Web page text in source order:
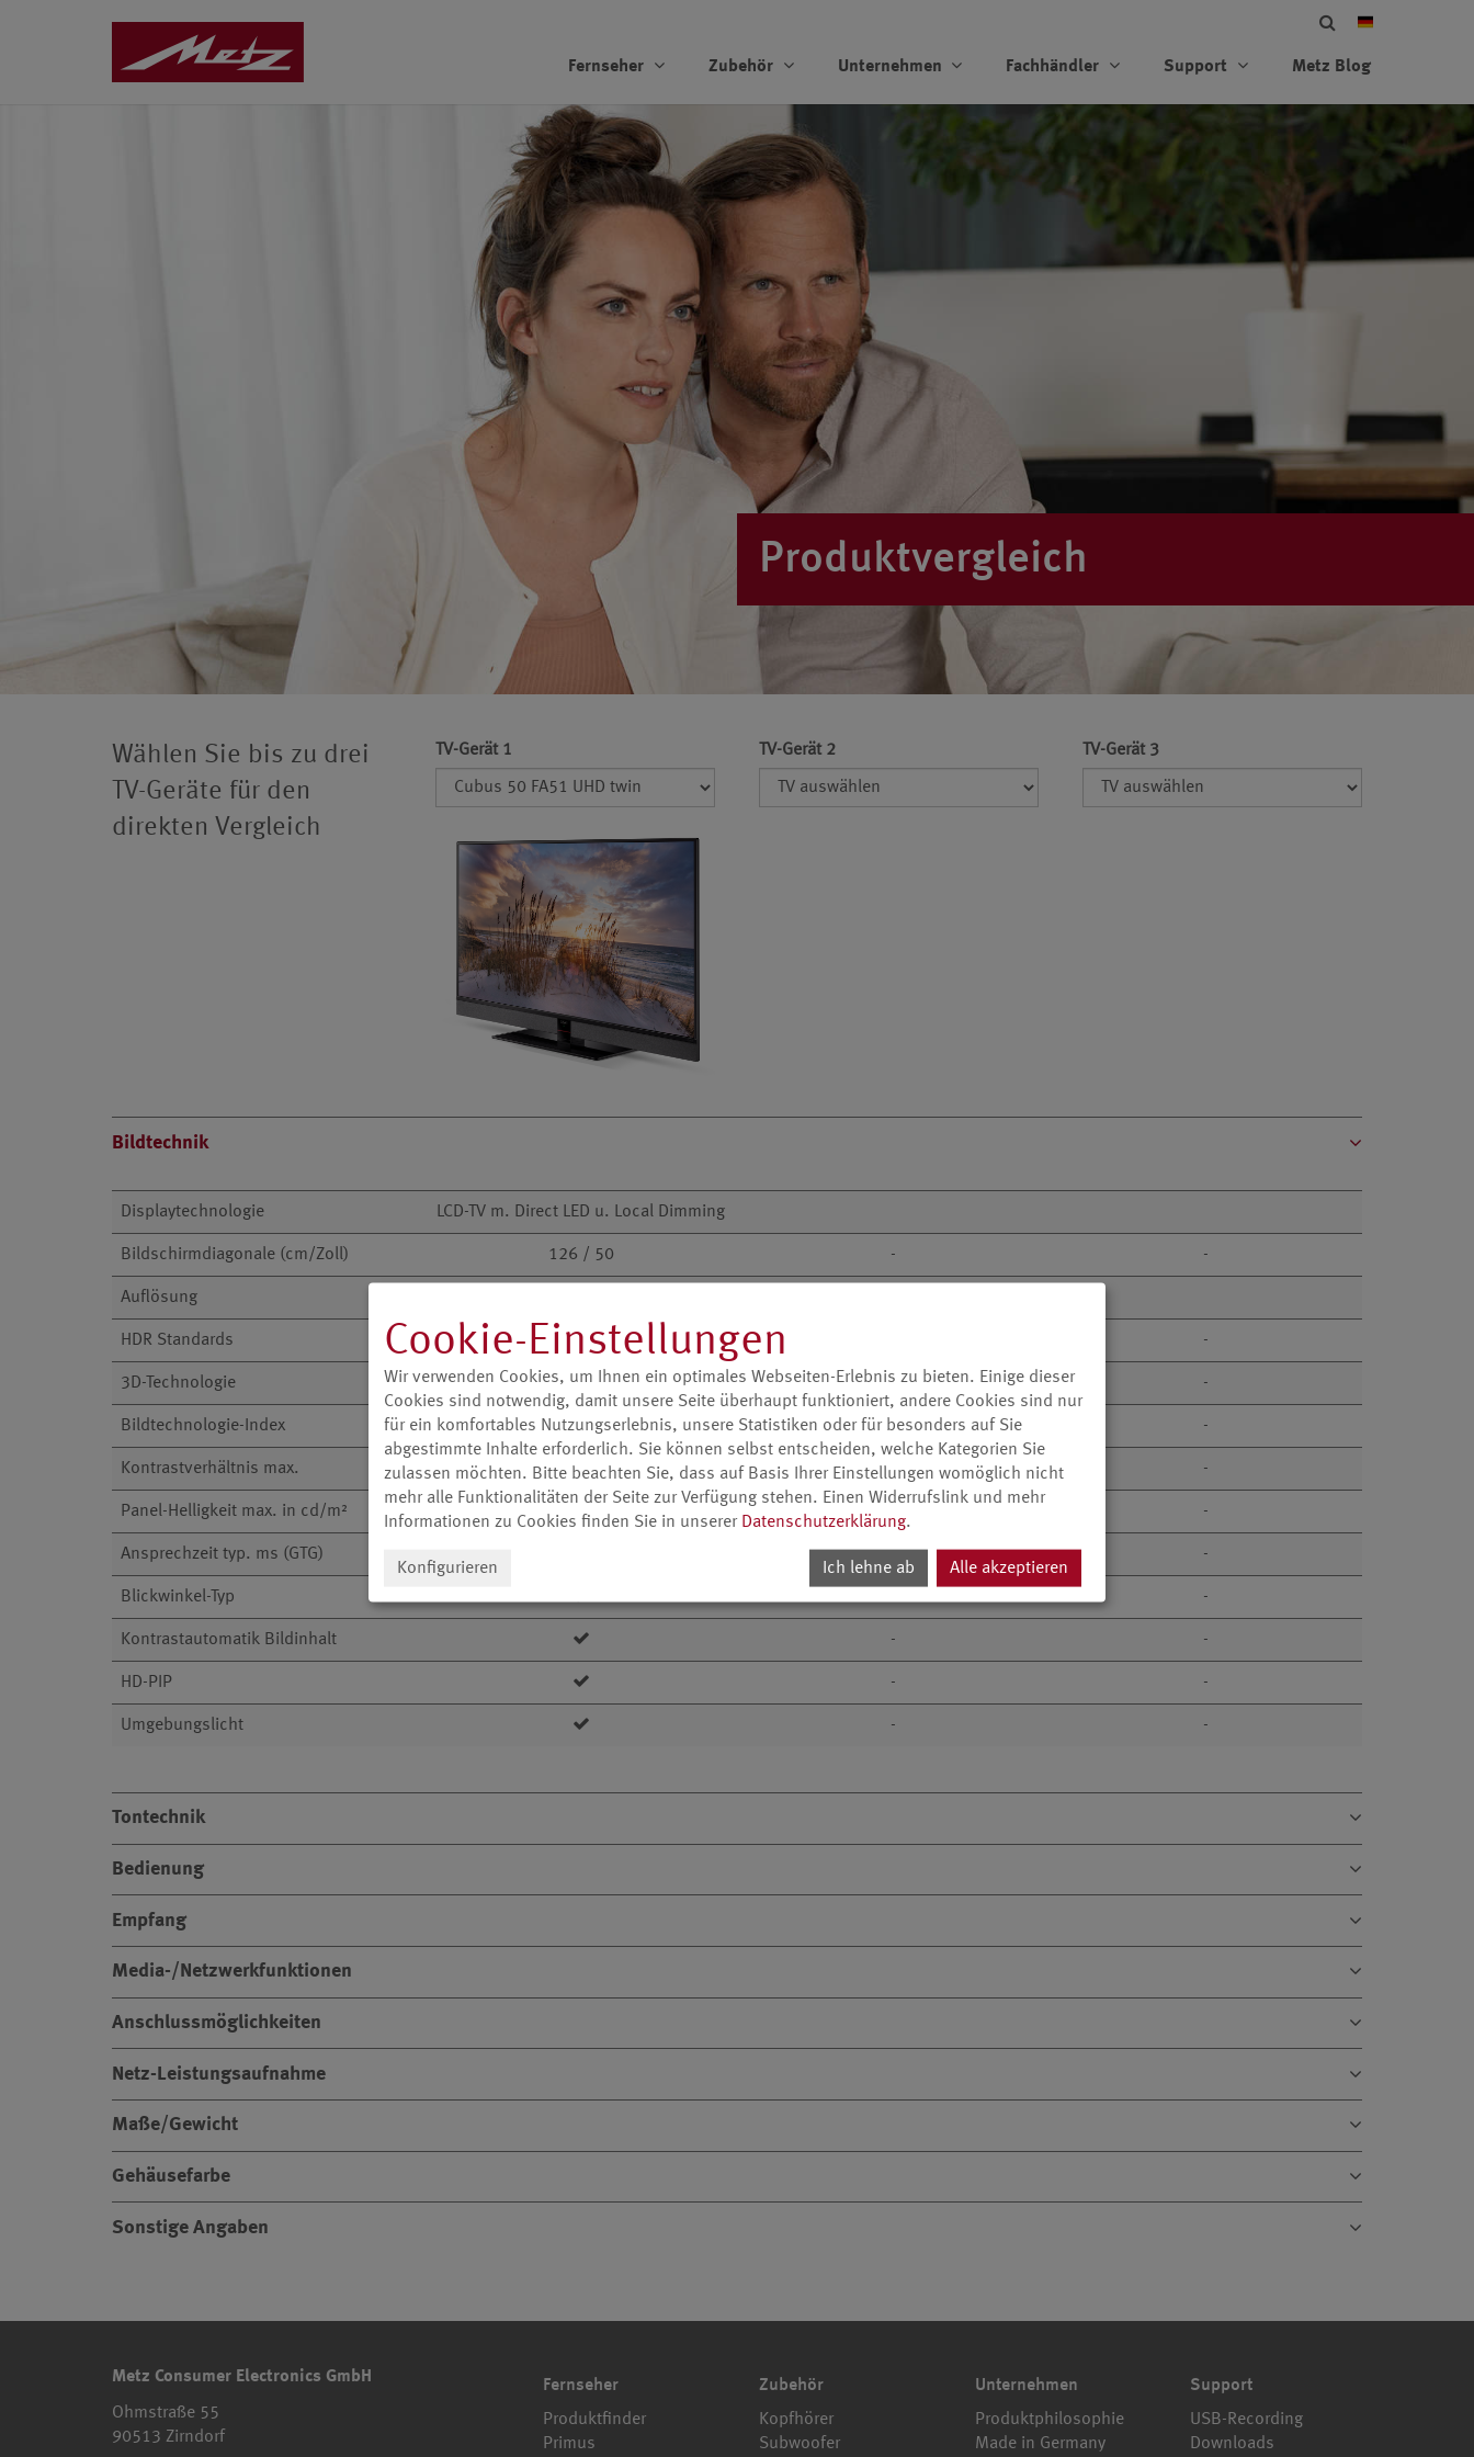
Fernseher Zubehör Unternehmen Fachhändler Support Metz Blog
Produktvergleich
Wählen Sie bis zu drei
TV-Geräte für den
direkten Vergleich
TV-Gerät 1 TV-Gerät 2 TV-Gerät 3
Bildtechnik
Displaytechnologie LCD-TV m. Direct LED u. Local Dimming
Bildschirmdiagonale (cm/Zoll) 126 / 50 - -
Auflösung
HDR Standards -
3D-Technologie - - -
Bildtechnologie-Index MetzVision 400 - -
Kontrastverhältnis max. 700.000:1 - -
Panel-Helligkeit max. in cd/m² 500 -
Ansprechzeit typ. ms (GTG) - -
Blickwinkel-Typ -
Kontrastautomatik Bildinhalt - -
HD-PIP - -
Umgebungslicht - -
Tontechnik
Bedienung
Empfang
Media-/Netzwerkfunktionen
Anschlussmöglichkeiten
Netz-Leistungsaufnahme
Maße/Gewicht
Gehäusefarbe
Sonstige Angaben
Metz Consumer Electronics GmbH
Ohmstraße 55
90513 Zirndorf
Fernseher
Produktfinder
Primus
Zubehör
Kopfhörer
Subwoofer
Unternehmen
Produktphilosophie
Made in Germany
Support
USB-Recording
Downloads
Cookie-Einstellungen
Wir verwenden Cookies, um Ihnen ein optimales Webseiten-Erlebnis zu bieten. Einige dieser
Cookies sind notwendig, damit unsere Seite überhaupt funktioniert, andere Cookies sind nur
für ein komfortables Nutzungserlebnis, unsere Statistiken oder für besonders auf Sie
abgestimmte Inhalte erforderlich. Sie können selbst entscheiden, welche Kategorien Sie
zulassen möchten. Bitte beachten Sie, dass auf Basis Ihrer Einstellungen womöglich nicht
mehr alle Funktionalitäten der Seite zur Verfügung stehen. Einen Widerrufslink und mehr
Informationen zu Cookies finden Sie in unserer Datenschutzerklärung.
Konfigurieren Ich lehne ab Alle akzeptieren